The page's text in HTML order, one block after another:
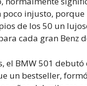
poco injusto, porque
de los 50 un
cada gran Benz
el BMW 501 debutó
un bestseller,